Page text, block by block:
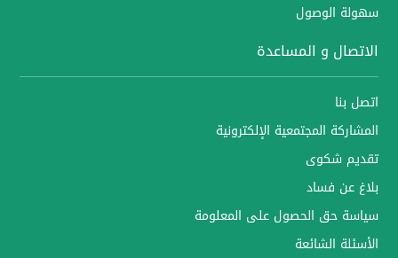
سهولة الوصول
الاتصال و المساعدة
اتصل بنا
المشاركة المجتمعية الإلكترونية
تقديم شكوى
بلاغ عن فساد
سياسة حق الحصول على المعلومة
الأسئلة الشائعة